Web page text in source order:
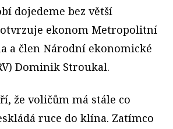
dojedeme bez větší
ekonom Metropolitní
a člen Národní ekonomické
Dominik Stroukal.
že voličům má stále co
ruce do klína. Zatímco